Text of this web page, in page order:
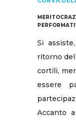
Si
ritorno
cortili,
essere
Accanto